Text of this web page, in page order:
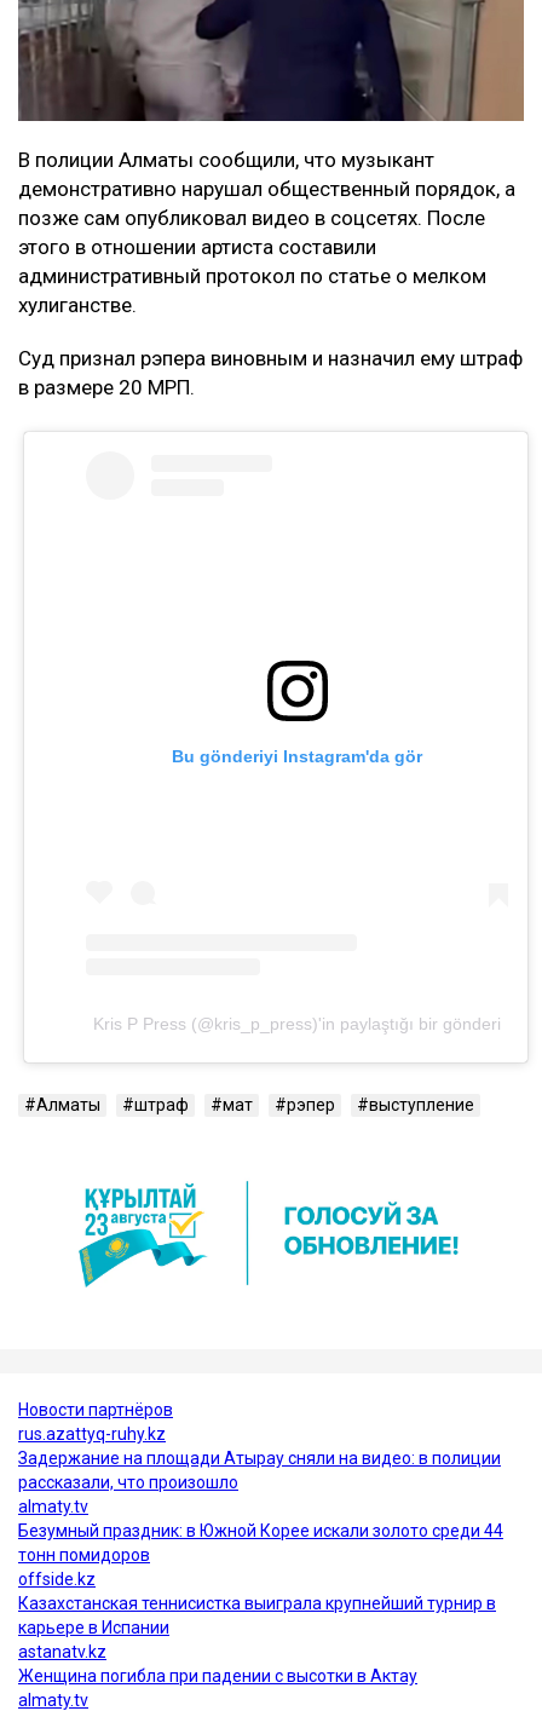
В полиции Алматы сообщили, что музыкант
демонстративно нарушал общественный порядок, а
позже сам опубликовал видео в соцсетях. После
этого в отношении артиста составили
административный протокол по статье о мелком
хулиганстве.
Суд признал рэпера виновным и назначил ему штраф
в размере 20 МРП.
Bu gönderiyi Instagram'da gör
Kris P Press (@kris_p_press)'in paylaştığı bir gönderi
Алматы штраф мат рэпер выступление